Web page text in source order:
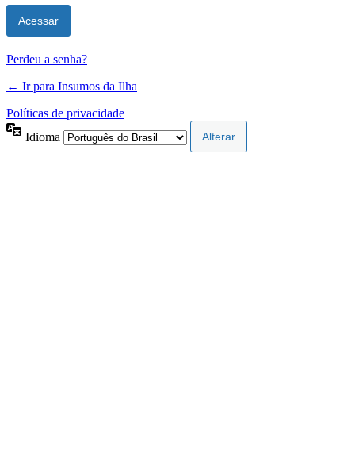
Perdeu a senha?
← Ir para Insumos da Ilha
Políticas de privacidade
Idioma